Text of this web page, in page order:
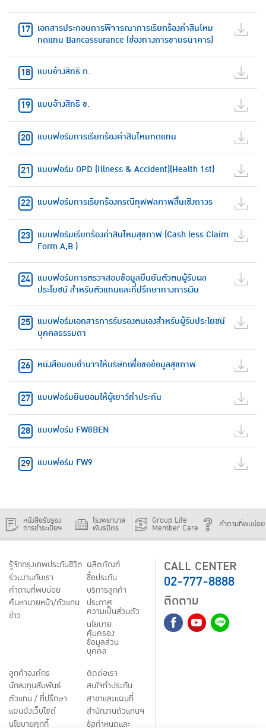
เอกสารประกอบการพิจารณาการเรียกร้องค่าสินไหม
ทดแทน Bancassurance (ช่องทางการขายธนาคาร)
แบบอ้างสิทธิ ก.
แบบอ้างสิทธิ ข.
แบบฟอร์มการเรียกร้องค่าสินไหมทดแทน
แบบฟอร์ม OPD (Illness & Accident)(Health 1st)
แบบฟอร์มการเรียกร้องกรณีทุพพลภาพสิ้นเชิงถาวร
แบบฟอร์มเรียกร้องค่าสินไหมสุขภาพ (Cash less Claim
Form A,B )
แบบฟอร์มการตรวจสอบข้อมูลยืนยันตัวตนผู้รับผล
ประโยชน์ สำหรับตัวแทนและที่ปรึกษาทางการเงิน
แบบฟอร์มเอกสารการรับรองตนเองสำหรับผู้รับประโยชน์
บุคคลธรรมดา
หนังสือมอบอำนาจให้บริษัทเพื่อขอข้อมูลสุขภาพ
แบบฟอร์มยินยอมให้ผู้เยาว์ทำประกัน
แบบฟอร์ม FW8BEN
แบบฟอร์ม FW9
หนังสือรับรอง
การชำระเบี้ยฯ
โรงพยาบาล
พันธมิตร
Group Life
Member Care คำถามที่พบบ่อย
รู้จักกรุงเทพประกันชีวิต
ร่วมงานกับเรา
คำถามที่พบบ่อย
ค้นหานายหน้า/ตัวแทน
ข่าว
ผลิตภัณฑ์
ชื้อประกัน
บริการลูกค้า
ประกาศ
ความเป็นส่วนตัว
นโยบาย
คุ้มครอง
ข้อมูลส่วน
บุคคล
ลูกค้าองค์กร
นักลงทุนสัมพันธ์
ตัวแทน / ที่ปรึกษา
แผนผังเว็บไซต์
นโยบายคุกกี้
ติดต่อเรา
สนใจทำประกัน
สาขาและแผนที่
สำนักงานตัวแทนฯ
ข้อกำหนดและ
CALL CENTER
02-777-8888
ติดตาม